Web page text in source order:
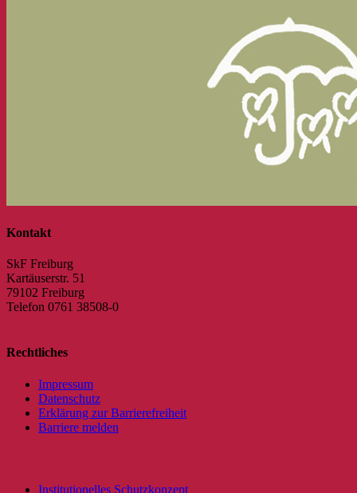
Kontakt
SkF Freiburg
Kartäuserstr. 51
79102 Freiburg
Telefon 0761 38508-0
Rechtliches
Impressum
Datenschutz
Erklärung zur Barrierefreiheit
Barriere melden
Institutionelles Schutzkonzept